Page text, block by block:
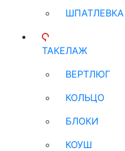
ШПАТЛЕВКА
ТАКЕЛАЖ
ВЕРТЛЮГ
КОЛЬЦО
БЛОКИ
КОУШ